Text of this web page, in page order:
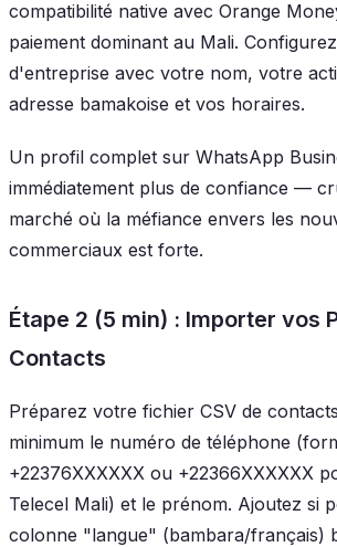
compatibilité native avec Orange
paiement dominant au Mali.
d'entreprise avec votre nom, votre
adresse bamakoise et vos horaires.
Un profil complet sur WhatsApp
immédiatement plus de confiance —
marché où la méfiance envers les
commerciaux est forte.
Étape 2 (5 min) : Importer vos
Contacts
Préparez votre fichier CSV de
minimum le numéro de téléphone
+22376XXXXXX ou +22366XXXXXX
Telecel Mali) et le prénom. Ajoutez si
colonne "langue" (bambara/français)